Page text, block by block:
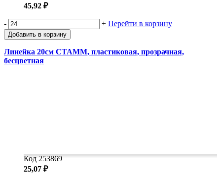
45,92 ₽
- + Перейти в корзину
Добавить в корзину
Линейка 20см СТАММ, пластиковая, прозрачная,
бесцветная
Код 253869
25,07 ₽